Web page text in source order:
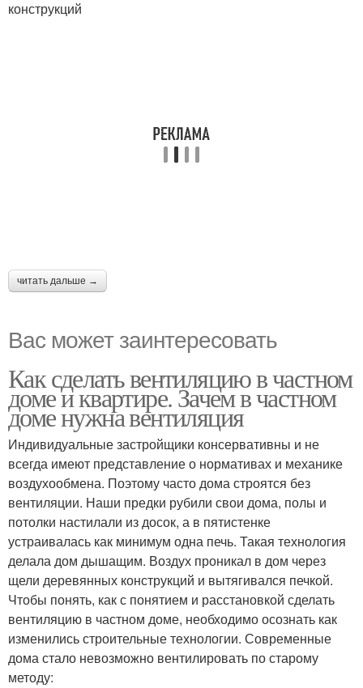
конструкций
читать дальше →
Вас может заинтересовать
Как сделать вентиляцию в частном
доме и квартире. Зачем в частном
доме нужна вентиляция
Индивидуальные застройщики консервативны и не
всегда имеют представление о нормативах и механике
воздухообмена. Поэтому часто дома строятся без
вентиляции. Наши предки рубили свои дома, полы и
потолки настилали из досок, а в пятистенке
устраивалась как минимум одна печь. Такая технология
делала дом дышащим. Воздух проникал в дом через
щели деревянных конструкций и вытягивался печкой.
Чтобы понять, как с понятием и расстановкой сделать
вентиляцию в частном доме, необходимо осознать как
изменились строительные технологии. Современные
дома стало невозможно вентилировать по старому
методу: